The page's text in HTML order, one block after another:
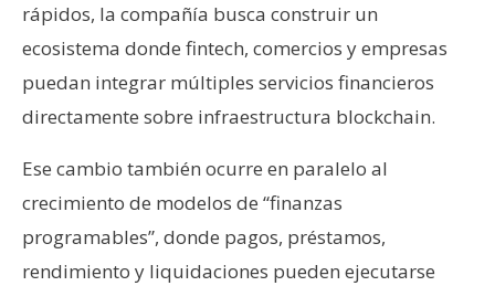
rápidos, la compañía busca construir un
ecosistema donde fintech, comercios y empresas
puedan integrar múltiples servicios financieros
directamente sobre infraestructura blockchain.
Ese cambio también ocurre en paralelo al
crecimiento de modelos de “finanzas
programables”, donde pagos, préstamos,
rendimiento y liquidaciones pueden ejecutarse